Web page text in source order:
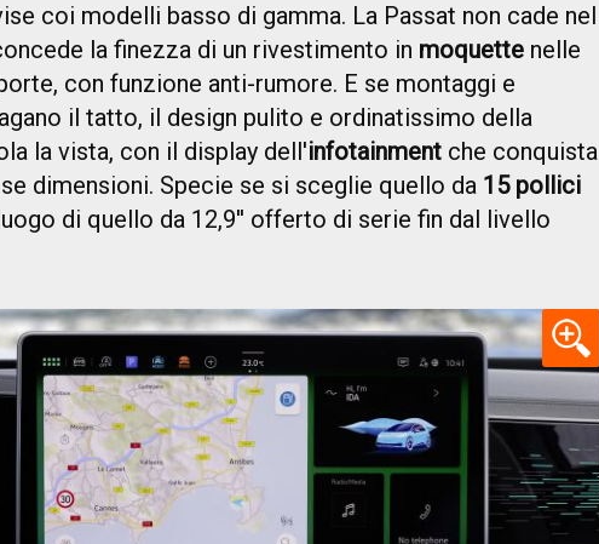
coi modelli basso di gamma. La Passat non cade nel
la finezza di un rivestimento in moquette nelle
con funzione anti-rumore. E se montaggi e
il tatto, il design pulito e ordinatissimo della
la vista, con il display dell'infotainment che conquista
dimensioni. Specie se si sceglie quello da 15 pollici
di quello da 12,9'' offerto di serie fin dal livello